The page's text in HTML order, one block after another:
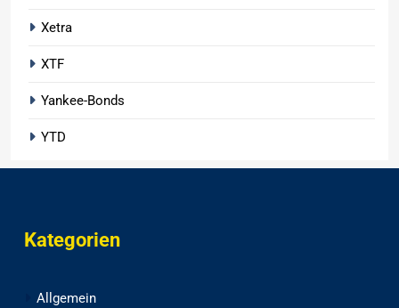
Xetra
XTF
Yankee-Bonds
YTD
Kategorien
Allgemein